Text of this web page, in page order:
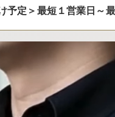
予定＞最短１営業日～